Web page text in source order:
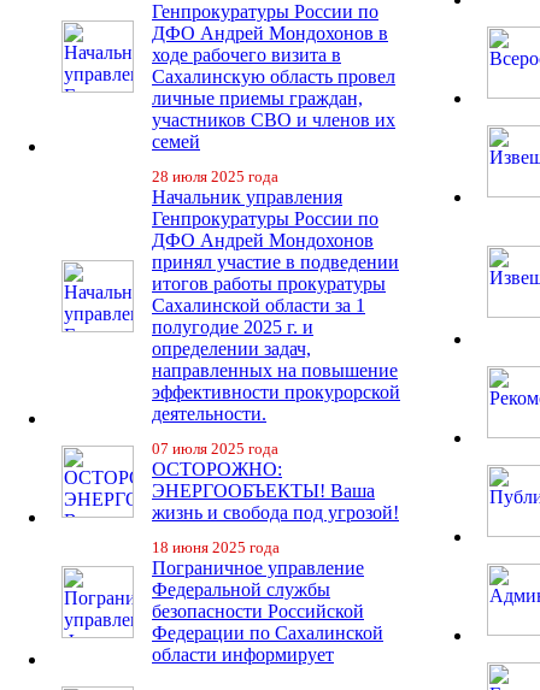
Генпрокуратуры России по
ДФО Андрей Мондохонов в
ходе рабочего визита в
Сахалинскую область провел
личные приемы граждан,
участников СВО и членов их
семей
28 июля 2025 года
Начальник управления
Генпрокуратуры России по
ДФО Андрей Мондохонов
принял участие в подведении
итогов работы прокуратуры
Сахалинской области за 1
полугодие 2025 г. и
определении задач,
направленных на повышение
эффективности прокурорской
деятельности.
07 июля 2025 года
ОСТОРОЖНО:
ЭНЕРГООБЪЕКТЫ! Ваша
жизнь и свобода под угрозой!
18 июня 2025 года
Пограничное управление
Федеральной службы
безопасности Российской
Федерации по Сахалинской
области информирует